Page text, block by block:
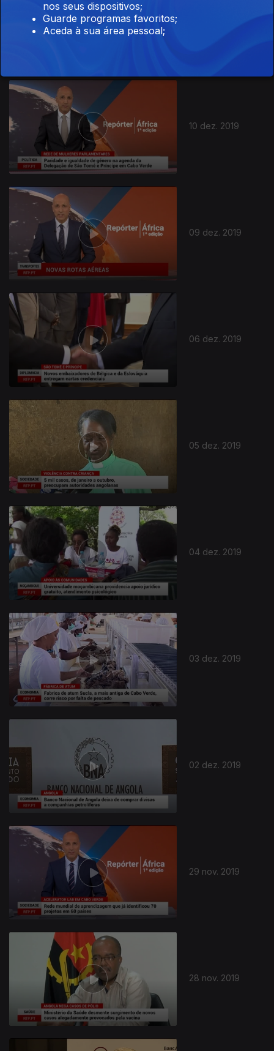
10 dez. 2019
09 dez. 2019
06 dez. 2019
05 dez. 2019
04 dez. 2019
03 dez. 2019
02 dez. 2019
29 nov. 2019
28 nov. 2019
441474
nos seus dispositivos;
Guarde programas favoritos;
Aceda à sua área pessoal;